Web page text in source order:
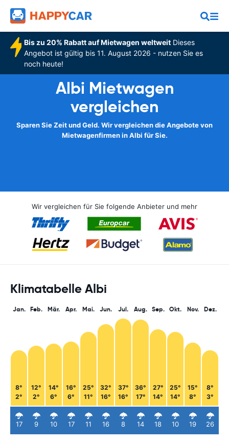
Bis zu 20% Rabatt auf Mietwagen weltweitDieses
Angebot ist gültig bis 11. August 2026 - nutzen Sie es
noch heute!
Albi Mietwagen
vergleichen
Sparen Sie Zeit und Geld. Wir vergleichen die Angebote von
Mietwagenfirmen in Albi für Sie.
Wir vergleichen für Sie folgende Anbieter und mehr
Klimatabelle Albi
Jan.
8°
2°
17
Feb.
12°
2°
9
Mär.
14°
6°
10
Apr.
16°
6°
17
Mai.
25°
11°
11
Jun.
32°
16°
16
Jul.
37°
16°
8
Aug.
36°
17°
14
Sep.
27°
14°
18
Okt.
25°
14°
10
Nov.
15°
8°
19
Dez.
8°
3°
26